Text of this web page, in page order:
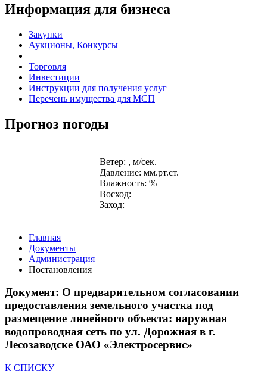
Информация для бизнеса
Закупки
Аукционы, Конкурсы
Торговля
Инвестиции
Инструкции для получения услуг
Перечень имущества для МСП
Прогноз погоды
Ветер: , м/сек.
Давление: мм.рт.ст.
Влажность: %
Восход:
Заход:
Главная
Документы
Администрация
Постановления
Документ: О предварительном согласовании
предоставления земельного участка под
размещение линейного объекта: наружная
водопроводная сеть по ул. Дорожная в г.
Лесозаводске ОАО «Электросервис»
К СПИСКУ